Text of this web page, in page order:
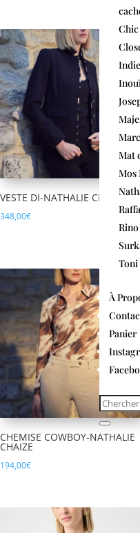
Mat
Mos
Toni
À
Panier
VESTE DI-NATHALIE CHAIZE
348,00€
CHEMISE COWBOY-NATHALIE
CHAIZE
194,00€